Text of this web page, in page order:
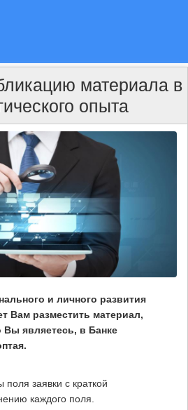
материала в
опыта
и личного развития
Вам разместить материал,
Вы являетесь, в Банке
заявки с краткой
каждого поля.